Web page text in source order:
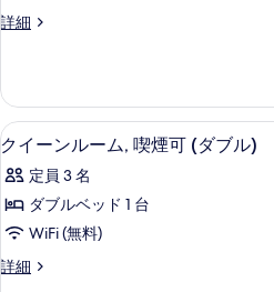
り
条
件
ー
禁
煙
(Non-
smoking
room
Single
の
詳細
シ
ル
ー
ム,
煙
(Non-
room
Single
)
ク
イ
ー
ン
ー
バ
2
クイーンルーム, 喫煙可 (ダブル)
定員 3 名
ダブルベッド 1 台
WiFi (無料)
詳細
ク